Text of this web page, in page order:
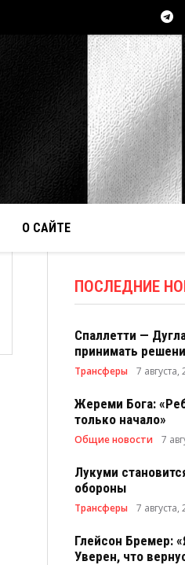
О САЙТЕ
ПОСЛЕДНИЕ
Спаллетти —
принимать
Трансферы 7
Жереми Бога:
только начало»
Общие новости 7
Лукуми
обороны
Трансферы 7
Глейсон Бремер:
Уверен, что